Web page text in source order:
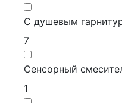
С душевым
7
Сенсорный
1